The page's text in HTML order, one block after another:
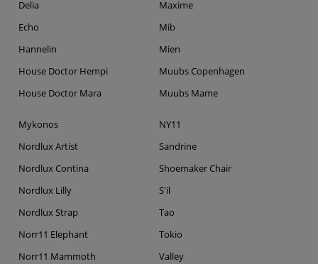
Delia
Echo
Hannelin
House Doctor Hempi
House Doctor Mara
Maxime
Mib
Mien
Muubs Copenhagen
Muubs Mame
Mykonos
Nordlux Artist
Nordlux Contina
Nordlux Lilly
Nordlux Strap
Norr11 Elephant
Norr11 Mammoth
NY11
Sandrine
Shoemaker Chair
S'il
Tao
Tokio
Valley